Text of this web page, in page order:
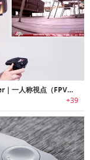
Real Racer｜一人称視点（FPV）のドライビング経験ができるRCカー「リアルレーサー」
+39